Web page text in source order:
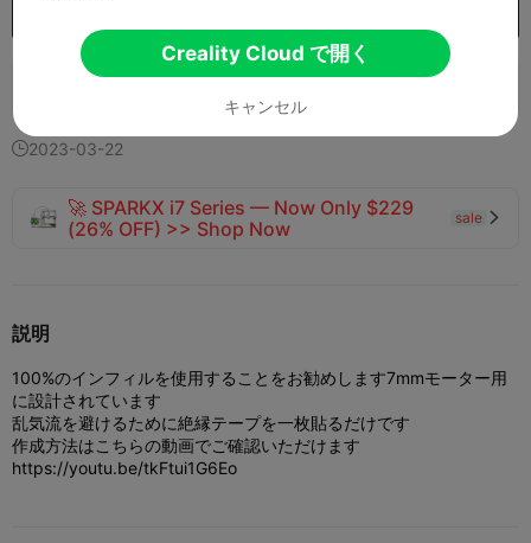
2023-03-22
🚀 SPARKX i7 Series — Now Only $229
(26% OFF) >> Shop Now
sale 
説明
100%のインフィルを使用することをお勧めします7mmモーター用
に設計されています
乱気流を避けるために絶縁テープを一枚貼るだけです
作成方法はこちらの動画でご確認いただけます
https://youtu.be/tkFtui1G6Eo
Creality Cloud で開く
キャンセル